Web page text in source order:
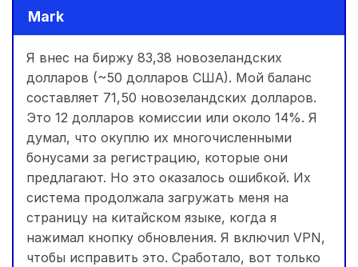
Mark
Я внес на биржу 83,38 новозеландских
долларов (~50 долларов США). Мой баланс
составляет 71,50 новозеландских долларов.
Это 12 долларов комиссии или около 14%. Я
думал, что окуплю их многочисленными
бонусами за регистрацию, которые они
предлагают. Но это оказалось ошибкой. Их
система продолжала загружать меня на
страницу на китайском языке, когда я
нажимал кнопку обновления. Я включил VPN,
чтобы исправить это. Сработало, вот только